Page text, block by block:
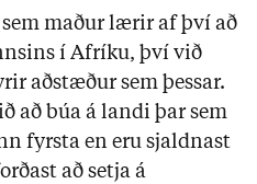
maður lærir af því að
í Afríku, því við
aðstæður sem þessar.
að búa á landi þar sem
fyrsta en eru sjaldnast
að setja á